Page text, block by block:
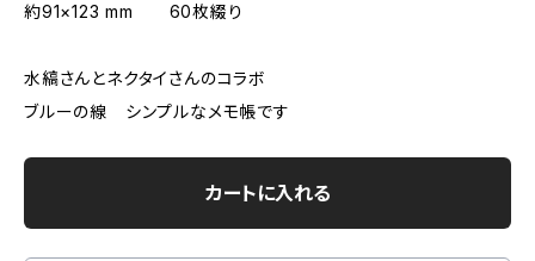
約91×123 mm 60枚綴り
水縞さんとネクタイさんのコラボ
ブルーの線 シンプルなメモ帳です
カートに入れる